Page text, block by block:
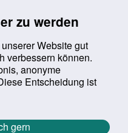
zu werden
Website gut
verbessern können.
anonyme
Entscheidung ist
gern